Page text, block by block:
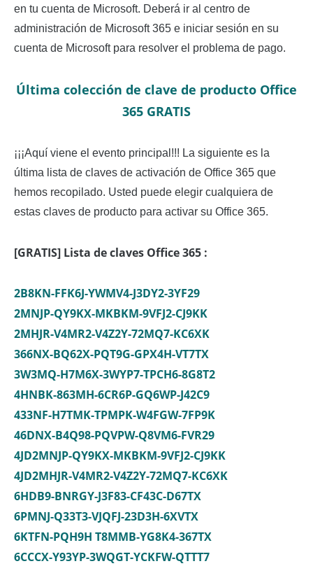
en tu cuenta de Microsoft. Deberá ir al centro de
administración de Microsoft 365 e iniciar sesión en su
cuenta de Microsoft para resolver el problema de pago.
Última colección de clave de producto Office
365 GRATIS
¡¡¡Aquí viene el evento principal!!! La siguiente es la
última lista de claves de activación de Office 365 que
hemos recopilado. Usted puede elegir cualquiera de
estas claves de producto para activar su Office 365.
[GRATIS] Lista de claves Office 365 :
2B8KN-FFK6J-YWMV4-J3DY2-3YF29
2MNJP-QY9KX-MKBKM-9VFJ2-CJ9KK
2MHJR-V4MR2-V4Z2Y-72MQ7-KC6XK
366NX-BQ62X-PQT9G-GPX4H-VT7TX
3W3MQ-H7M6X-3WYP7-TPCH6-8G8T2
4HNBK-863MH-6CR6P-GQ6WP-J42C9
433NF-H7TMK-TPMPK-W4FGW-7FP9K
46DNX-B4Q98-PQVPW-Q8VM6-FVR29
4JD2MNJP-QY9KX-MKBKM-9VFJ2-CJ9KK
4JD2MHJR-V4MR2-V4Z2Y-72MQ7-KC6XK
6HDB9-BNRGY-J3F83-CF43C-D67TX
6PMNJ-Q33T3-VJQFJ-23D3H-6XVTX
6KTFN-PQH9H T8MMB-YG8K4-367TX
6CCCX-Y93YP-3WQGT-YCKFW-QTTT7